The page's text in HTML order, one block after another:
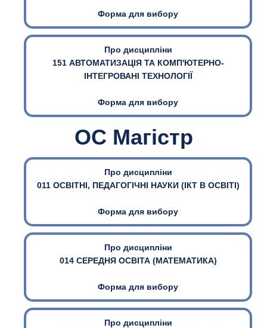
Форма для вибору
Про дисципліни
151 АВТОМАТИЗАЦІЯ ТА КОМП'ЮТЕРНО-
ІНТЕГРОВАНІ ТЕХНОЛОГІЇ
Форма для вибору
ОС Магістр
Про дисципліни
011 ОСВІТНІ, ПЕДАГОГІЧНІ НАУКИ (ІКТ В ОСВІТІ)
Форма для вибору
Про дисципліни
014 СЕРЕДНЯ ОСВІТА (МАТЕМАТИКА)
Форма для вибору
Про дисципліни